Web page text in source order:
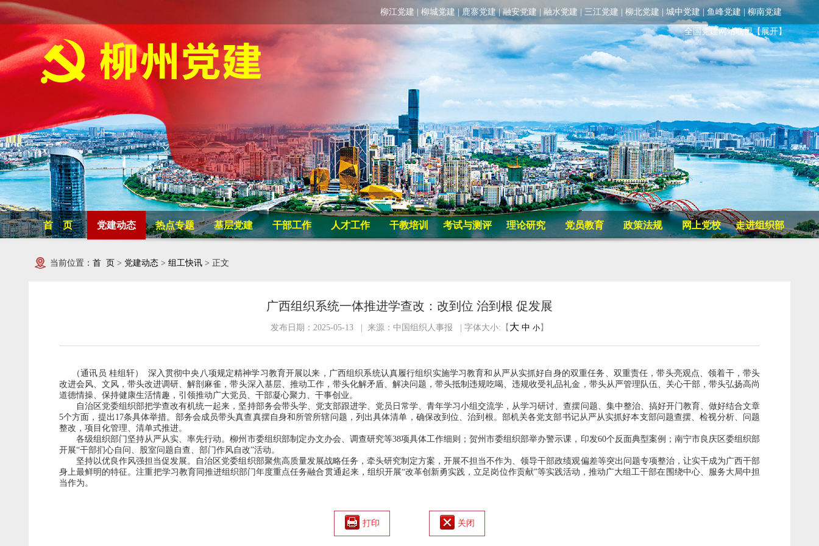
柳江党建 柳城党建 鹿寨党建 | 融安党建 融水党建 三江党建 柳北党建 城中党建 | 鱼峰党建 | 柳南党建
全国党建网站联盟【展开】
首 页 党建动态 热点专题 基层党建 干部工作 人才工作 干教培训 考试与测评 理论研究 党员教育 政策法规 网上党校 走进组织部
当前位置： 首 页 > 党建动态 > 组工快讯 > 正文
广西组织系统一体推进学查改：改到位 治到根 促发展
发布日期：2025-05-13 | 来源：中国组织人事报 | 字体大小:【 大 中 小 】
（通讯员 桂组轩）
深入贯彻中央八项规定精神学习教育开展以来，广西组织系统认真履行组织实施学习教育和从严从实抓好自身的双重任务、双重责任，带头亮观点、领着干，带头
改进会风、文风，带头改进调研、解剖麻雀，带头深入基层、推动工作，带头化解矛盾、解决问题，带头抵制违规吃喝、违规收受礼品礼金，带头从严管理队伍、关心干部，带头弘扬高尚
道德情操、保持健康生活情趣，引领推动广大党员、干部凝心聚力、干事创业。
自治区党委组织部把学查改有机统一起来，坚持部务会带头学、党支部跟进学、党员日常学、青年学习小组交流学，从学习研讨、查摆问题、集中整治、搞好开门教育、做好结合文章
5个方面，提出 17条具体举措。部务会成员带头真查真摆自身和所管所辖问题，列出具体清单，确保改到位、治到根。部机关各党支部书记从严从实抓好本支部问题查摆、检视分析、问题
整改，项目化管理、清单式推进。
各级组织部门坚持从严从实、率先行动。柳州市委组织部制定办文办会、调查研究等38项具体工作细则；贺州市委组织部举办警示课，印发60个反面典型案例；南宁市良庆区委组织部
开展“干部扪心自问、股室问题自查、部门作风自改”活动。
坚持以优良作风强担当促发展。自治区党委组织部聚焦高质量发展战略任务，牵头研究制定方案，开展不担当不作为、领导干部政绩观偏差等突出问题专项整治，让实干成为广西干部
身上最鲜明的特征。注重把学习教育同推进组织部门年度重点任务融合贯通起来，组织开展“改革创新勇实践，立足岗位作贡献”等实践活动，推动广大组工干部在围绕中心、服务大局中担
当作为。
打印 关闭